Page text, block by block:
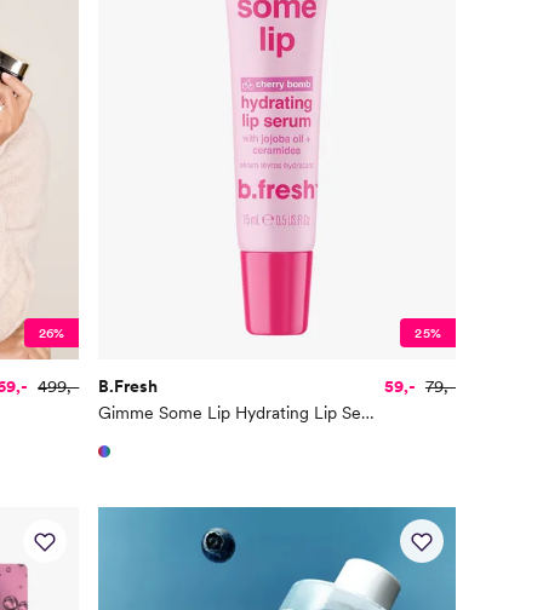
26%
499,-
25%
B.Fresh
Gimme Some Lip Hydrating Lip Serum 15 ml
59,- 79,-